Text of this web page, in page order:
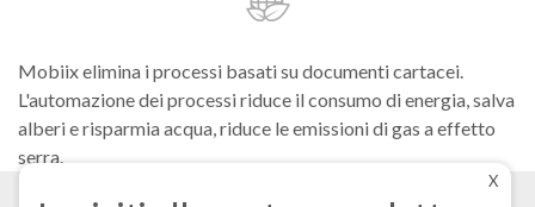
Mobiix elimina i processi basati su documenti cartacei.
L'automazione dei processi riduce il consumo di energia, salva
alberi e risparmia acqua, riduce le emissioni di gas a effetto
serra.
X